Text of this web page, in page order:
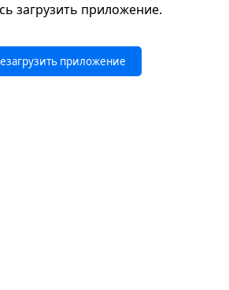
загрузить приложение.
приложение